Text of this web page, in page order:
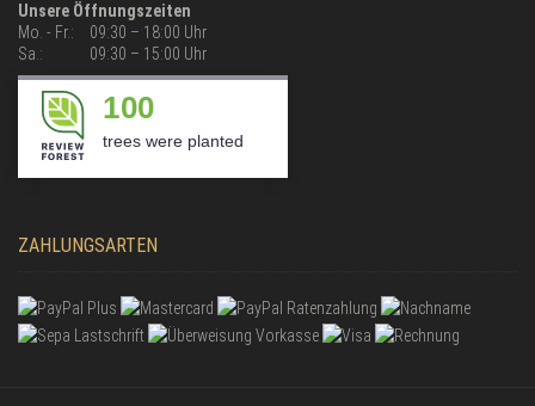
Unsere Öffnungszeiten
Mo. - Fr.:
09:30 – 18:00 Uhr
Sa.:
09:30 – 15:00 Uhr
100
trees were planted
ZAHLUNGSARTEN